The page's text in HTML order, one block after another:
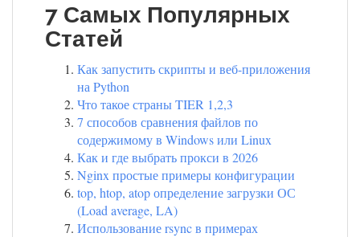
7 Самых Популярных
Статей
Как запустить скрипты и веб-приложения
на Python
Что такое страны TIER 1,2,3
7 способов сравнения файлов по
содержимому в Windows или Linux
Как и где выбрать прокси в 2026
Nginx простые примеры конфигурации
top, htop, atop определение загрузки ОС
(Load average, LA)
Использование rsync в примерах